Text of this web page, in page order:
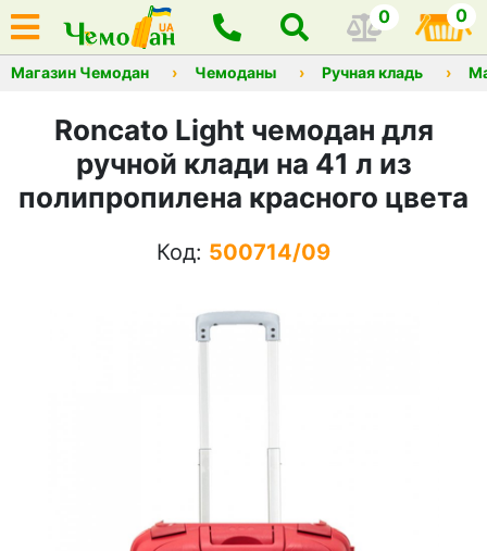
0 0
Магазин Чемодан Чемоданы Ручная кладь
Roncato Light чемодан для
ручной клади на 41 л из
полипропилена красного цвета
Код: 500714/09